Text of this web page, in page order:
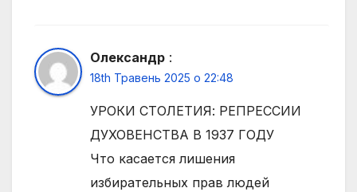
Олександр :
18th Травень 2025 о 22:48
УРОКИ СТОЛЕТИЯ: РЕПРЕССИИ
ДУХОВЕНСТВА В 1937 ГОДУ
Что касается лишения
избирательных прав людей